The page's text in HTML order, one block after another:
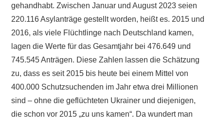
gehandhabt. Zwischen Januar und August 2023 seien
220.116 Asylanträge gestellt worden, heißt es. 2015 und
2016, als viele Flüchtlinge nach Deutschland kamen,
lagen die Werte für das Gesamtjahr bei 476.649 und
745.545 Anträgen. Diese Zahlen lassen die Schätzung
zu, dass es seit 2015 bis heute bei einem Mittel von
400.000 Schutzsuchenden im Jahr etwa drei Millionen
sind – ohne die geflüchteten Ukrainer und diejenigen,
die schon vor 2015 „zu uns kamen“. Da wundert man